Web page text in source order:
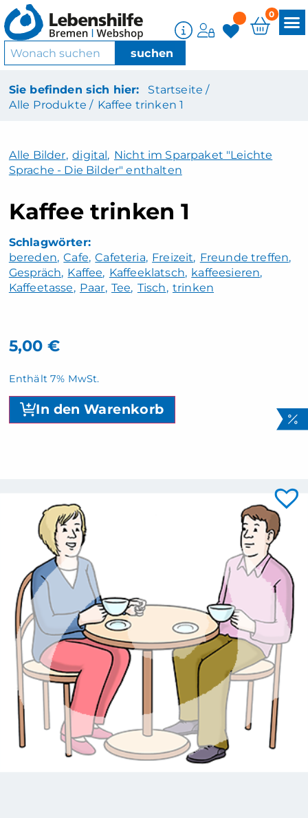
0
Sie befinden sich hier:
Startseite /
Alle Produkte / Kaffee trinken 1
Alle Bilder, digital, Nicht im Sparpaket "Leichte
Sprache - Die Bilder" enthalten
Kaffee trinken 1
bereden Cafe Cafeteria Freizeit Freunde treffen
Gespräch Kaffee Kaffeeklatsch kaffeesieren
Kaffeetasse Paar Tee Tisch trinken
5,00 €
Enthält 7% MwSt.
In den Warenkorb